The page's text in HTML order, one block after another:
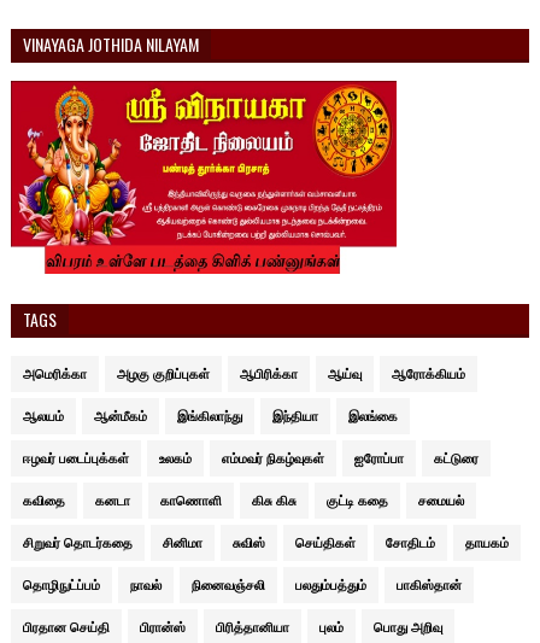
VINAYAGA JOTHIDA NILAYAM
TAGS
அமெரிக்கா அழகு குறிப்புகள் ஆபிரிக்கா ஆய்வு ஆரோக்கியம்
ஆலயம் ஆன்மீகம் இங்கிலாந்து இந்தியா இலங்கை
ஈழவர் படைப்புக்கள் உலகம் எம்மவர் நிகழ்வுகள் ஐரோப்பா கட்டுரை
கவிதை கனடா காணொளி கிசு கிசு குட்டி கதை சமையல்
சிறுவர் தொடர்கதை சினிமா சுவிஸ் செய்திகள் சோதிடம் தாயகம்
தொழிநுட்ப்பம் நாவல் நினைவஞ்சலி பலதும்பத்தும் பாகிஸ்தான்
பிரதான செய்தி பிரான்ஸ் பிரித்தானியா புலம் பொது அறிவு